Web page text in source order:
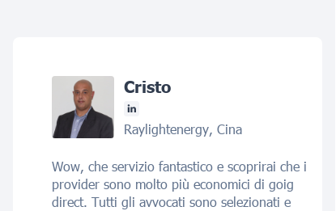
Cristo
Raylightenergy, Cina
Wow, che servizio fantastico e scoprirai che i
provider sono molto più economici di goig
direct. Tutti gli avvocati sono selezionati e